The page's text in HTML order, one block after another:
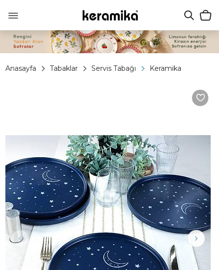
Anasayfa Tabaklar Servis Tabağı Keramika